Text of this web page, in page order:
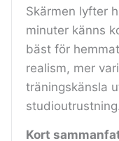
Skärmen lyfter
minuter känns
bäst för
realism, mer
träningskänsla
Kort